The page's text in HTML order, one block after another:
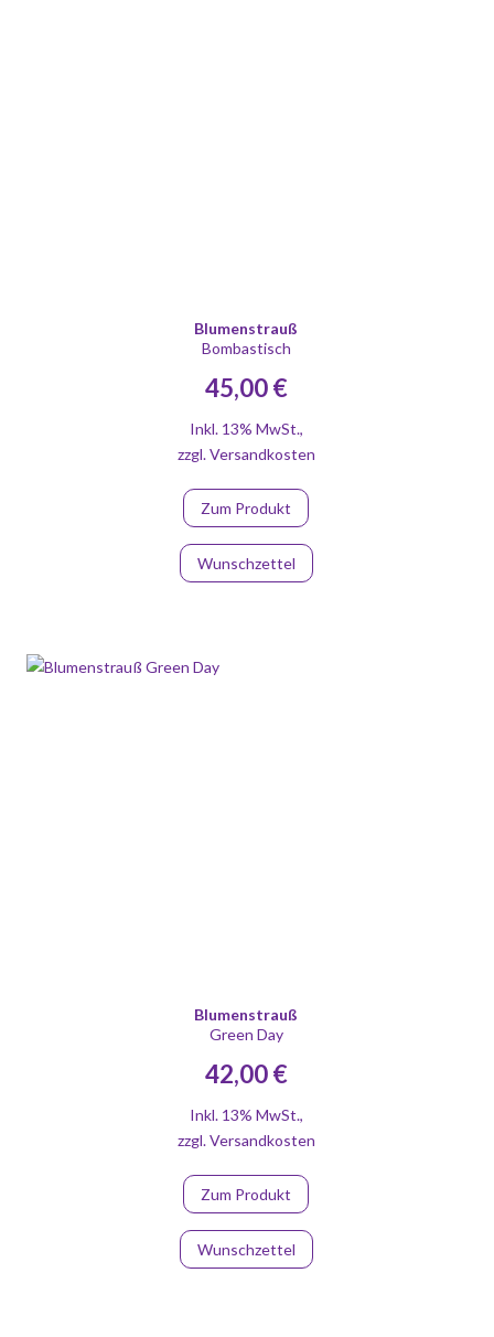
Blumenstrauß
Bombastisch
45,00 €
Inkl. 13% MwSt.,
zzgl.Versandkosten
Zum Produkt
Wunschzettel
Blumenstrauß
Green Day
42,00 €
Inkl. 13% MwSt.,
zzgl.Versandkosten
Zum Produkt
Wunschzettel